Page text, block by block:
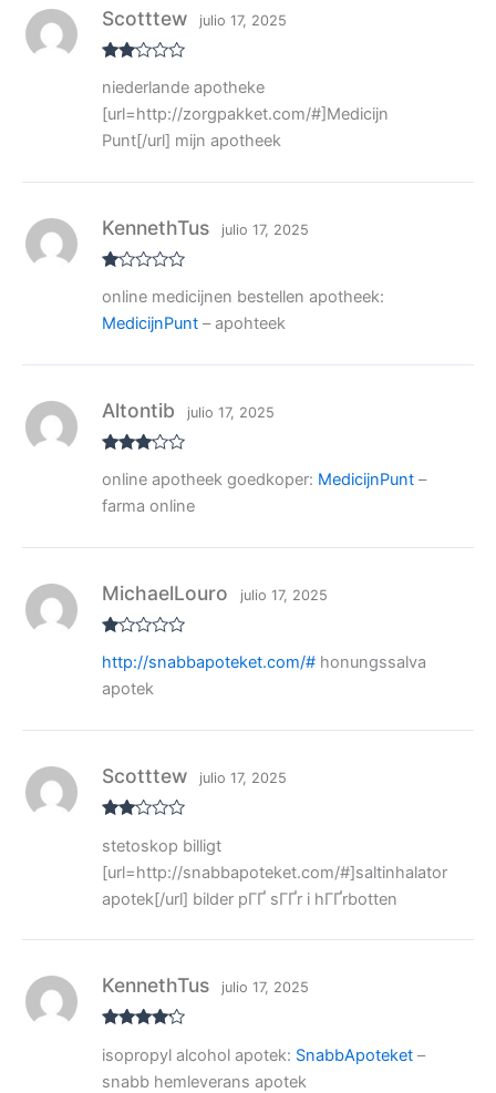
rado
con
2de
5
Scotttew julio 17, 2025
niederlande apotheke
[url=http://zorgpakket.com/#]Medicijn
Punt[/url] mijn apotheek
al
or
ad
de
5
KennethTus julio 17, 2025
online medicijnen bestellen apotheek:
MedicijnPunt– apohteek
do con
3
Altontib julio 17, 2025
online apotheek goedkoper: MedicijnPunt–
farma online
al
ad
co
de
5
MichaelLouro julio 17, 2025
http://snabbapoteket.com/#honungssalva
apotek
rado
con
2de
5
Scotttew julio 17, 2025
stetoskop billigt
[url=http://snabbapoteket.com/#]saltinhalator
apotek[/url] bilder pГҐ sГҐr i hГҐrbotten
con4de
KennethTus julio 17, 2025
isopropyl alcohol apotek: SnabbApoteket–
snabb hemleverans apotek